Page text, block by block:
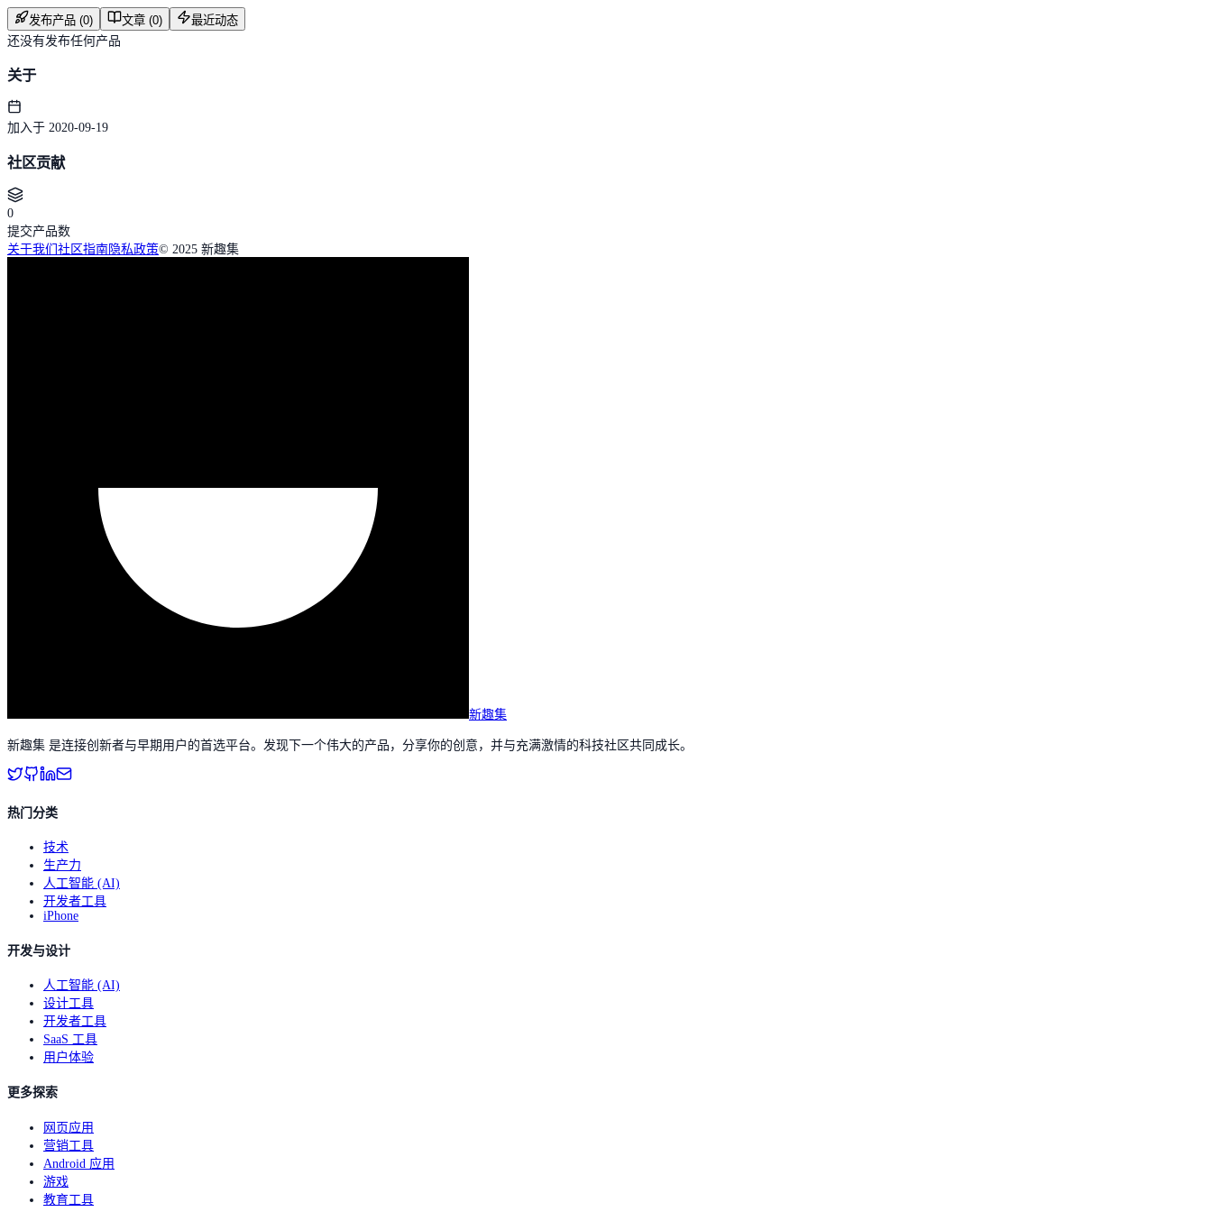
发布产品 (0) 文章 (0)
最近动态
还没有发布任何产品
关于
加入于 2020-09-19
社区贡献
0
提交产品数
关于我们 社区指南隐私政策© 2025 新趣集
新趣集
新趣集 是连接创新者与早期用户的首选平台。发现下一个伟大的产品，分享你的创意，并与充满激情的科技社区共同成长。
热门分类
技术
生产力
人工智能 (AI)
开发者工具
iPhone
开发与设计
人工智能 (AI)
设计工具
开发者工具
SaaS 工具
用户体验
更多探索
网页应用
营销工具
Android 应用
游戏
教育工具